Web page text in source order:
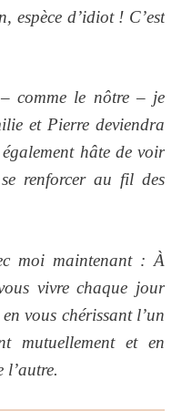
espèce d’idiot ! C’est
comme le nôtre – je
et Pierre deviendra
hâte de voir
renforcer au fil des
moi maintenant : À
vivre chaque jour
vous chérissant l’un
mutuellement et en
l’autre.